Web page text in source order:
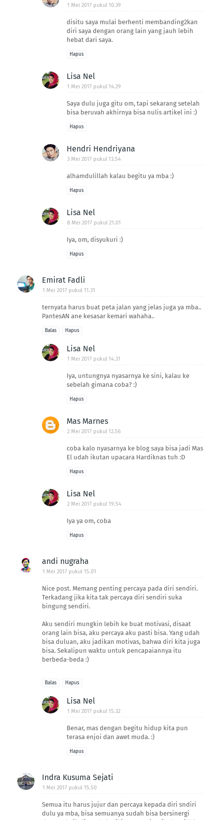
1 Mei 2017 pukul 10.39
disitu saya mulai berhenti membanding2kan
diri saya dengan orang lain yang jauh lebih
hebat dari saya.
Hapus
Lisa Nel
1 Mei 2017 pukul 14.29
Saya dulu juga gitu om, tapi sekarang setelah
bisa beruvah akhirnya bisa nulis artikel ini :)
Hapus
Hendri Hendriyana
3 Mei 2017 pukul 13.54
alhamdulillah kalau begitu ya mba :)
Hapus
Lisa Nel
8 Mei 2017 pukul 21.01
Iya, om, disyukuri :)
Hapus
Emirat Fadli
1 Mei 2017 pukul 11.31
ternyata harus buat peta jalan yang jelas juga ya mba..
PantesAN ane kesasar kemari wahaha..
Balas Hapus
Lisa Nel
1 Mei 2017 pukul 14.31
Iya, untungnya nyasarnya ke sini, kalau ke
sebelah gimana coba? :)
Hapus
Mas Marnes
2 Mei 2017 pukul 12.56
coba kalo nyasarnya ke blog saya bisa jadi Mas
El udah ikutan upacara Hardiknas tuh :D
Hapus
Lisa Nel
2 Mei 2017 pukul 19.54
Iya ya om, coba
Hapus
andi nugraha
1 Mei 2017 pukul 15.01
Nice post. Memang penting percaya pada diri sendiri.
Terkadang jika kita tak percaya diri sendiri suka
bingung sendiri.
Aku sendiri mungkin lebih ke buat motivasi, disaat
orang lain bisa, aku percaya aku pasti bisa. Yang udah
bisa duluan, aku jadikan motivas, bahwa diri kita juga
bisa. Sekalipun waktu untuk pencapaiannya itu
berbeda-beda :)
Balas Hapus
Lisa Nel
1 Mei 2017 pukul 15.32
Benar, mas dengan begitu hidup kita pun
terasa enjoi dan awet muda. :)
Hapus
Indra Kusuma Sejati
1 Mei 2017 pukul 15.50
Semua itu harus jujur dan percaya kepada diri sndiri
dulu ya mba, bisa semuanya sudah bisa bersinergi